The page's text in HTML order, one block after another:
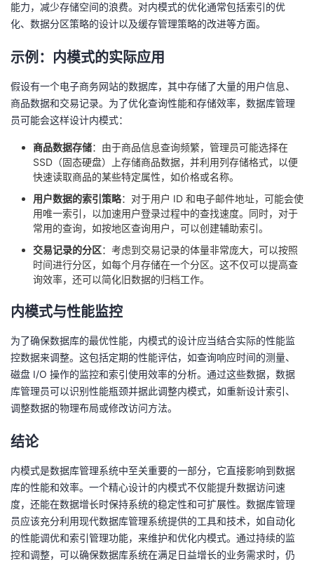
的
课
程
我
的
认
证
我
的
实
验
我
的
收
技
术
支
持
的
云
声
建
议
能力，减少存储空间的浪费。对内模式的优化通常包括索引的优
化、数据分区策略的设计以及缓存管理策略的改进等方面。
示例：内模式的实际应用
假设有一个电子商务网站的数据库，其中存储了大量的用户信息、
商品数据和交易记录。为了优化查询性能和存储效率，数据库管理
员可能会这样设计内模式：
商品数据存储：由于商品信息查询频繁，管理员可能选择在
SSD（固态硬盘）上存储商品数据，并利用列存储格式，以便
快速读取商品的某些特定属性，如价格或名称。
用户数据的索引策略：对于用户 ID 和电子邮件地址，可能会使
用唯一索引，以加速用户登录过程中的查找速度。同时，对于
常用的查询，如按地区查询用户，可以创建辅助索引。
交易记录的分区：考虑到交易记录的体量非常庞大，可以按照
时间进行分区，如每个月存储在一个分区。这不仅可以提高查
询效率，还可以简化旧数据的归档工作。
内模式与性能监控
为了确保数据库的最优性能，内模式的设计应当结合实际的性能监
控数据来调整。这包括定期的性能评估，如查询响应时间的测量、
磁盘 I/O 操作的监控和索引使用效率的分析。通过这些数据，数据
库管理员可以识别性能瓶颈并据此调整内模式，如重新设计索引、
调整数据的物理布局或修改访问方法。
结论
内模式是数据库管理系统中至关重要的一部分，它直接影响到数据
库的性能和效率。一个精心设计的内模式不仅能提升数据访问速
度，还能在数据增长时保持系统的稳定性和可扩展性。数据库管理
员应该充分利用现代数据库管理系统提供的工具和技术，如自动化
的性能调优和索引管理功能，来维护和优化内模式。通过持续的监
控和调整，可以确保数据库系统在满足日益增长的业务需求时，仍